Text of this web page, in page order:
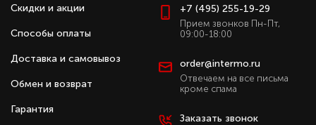
Скидки и акции
Способы оплаты
Доставка и самовывоз
Обмен и возврат
Гарантия
+7 (495) 255-19-29
Прием звонков Пн-Пт,
09:00-18:00
order@intermo.ru
Отвечаем на все письма
кроме спама
Заказать звонок